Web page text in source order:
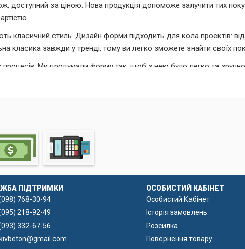
доступний за ціною. Нова продукція допоможе залучити тих
класичний стиль. Дизайн форми підходить для кола проектів:
класика завжди у тренді, тому ви легко зможете знайти своїх
процесів. Ми продумали форму так, щоб з нею було легко та
цикл, що є важливим для підвищення ефективності вашого
ПІДТРИМКИ
768-30-94
218-92-49
332-67-56
ОСОБИСТИЙ КАБІНЕТ
Особистий Кабінет
Історія замовлень
Розсилка
Повернення товару